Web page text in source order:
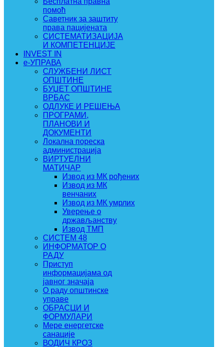
помоћ
Саветник за заштиту
права пацијената
СИСТЕМАТИЗАЦИЈА
И КОМПЕТЕНЦИЈЕ
INVEST IN
e-УПРАВА
СЛУЖБЕНИ ЛИСТ
ОПШТИНЕ
БУЏЕТ ОПШТИНЕ
ВРБАС
ОДЛУКЕ И РЕШЕЊА
ПРОГРАМИ,
ПЛАНОВИ И
ДОКУМЕНТИ
Локална пореска
администрација
ВИРТУЕЛНИ
МАТИЧАР
Извод из МК рођених
Извод из МК
венчаних
Извод из МК умрлих
Уверење о
држављанству
Извод ТМП
СИСТЕМ 48
ИНФОРМАТОР О
РАДУ
Приступ
информацијама од
јавног значаја
О раду општинске
управе
ОБРАСЦИ И
ФОРМУЛАРИ
Мере енергетске
санације
ВОДИЧ КРОЗ